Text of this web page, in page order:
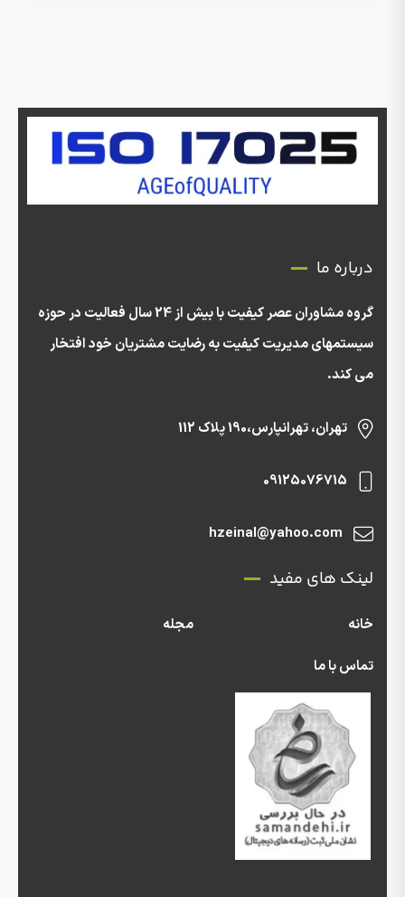
درباره ما
گروه مشاوران عصر کیفیت با بیش از 24 سال فعالیت در حوزه
سیستمهای مدیریت کیفیت به رضایت مشتریان خود افتخار
می کند.
تهران، تهرانپارس،190 پلاک 112
09125076715
hzeinal@yahoo.com
لینک های مفید
خانه
مجله
تماس با ما